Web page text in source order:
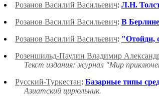
Розанов Василий Васильевич: Л.Н.
Розанов Василий Васильевич: В Берлине
Розанов Василий Васильевич: "Отойди,
Розеншильд-Паулин Владимир
Текст издания: журнал "Мир
Русский-Туркестан: Базарные типы
Азиатский цирюльник.